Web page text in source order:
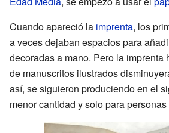
Cuando apareció la imprenta, los
a veces dejaban espacios para
decoradas a mano. Pero la imprenta
de manuscritos ilustrados
así, se siguieron produciendo en el
menor cantidad y solo para